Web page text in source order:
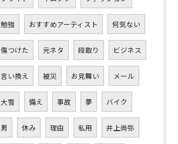
勉強 おすすめアーティスト 何気ない
傷つけた 元ネタ 段取り ビジネス
言い換え 被災 お見舞い メール
大雪 備え 事故 夢 バイク
男 休み 理由 私用 井上尚弥